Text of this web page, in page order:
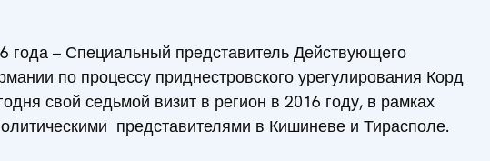
– Специальный представитель Действующего
по процессу приднестровского урегулирования Корд
свой седьмой визит в регион в 2016 году, в рамках
представителями в Кишиневе и Тирасполе.